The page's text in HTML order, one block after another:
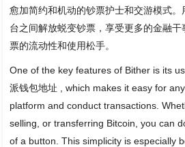
愈加简约和机动的钞票护士和交游模式
台之间解放蜕变钞票，享受更多的金融
票的流动性和使用松手。
One of the key features of Bither is its
派钱包地址 , which makes it easy for
platform and conduct transactions.
selling, or transferring Bitcoin, you can
of a button. This simplicity is especially